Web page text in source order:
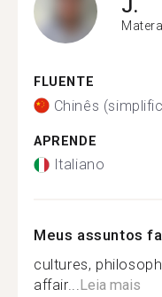
J.
Matera
FLUENTE
Chinês
APRENDE
Italiano
Meus assuntos
cultures,
affair...Leia mais